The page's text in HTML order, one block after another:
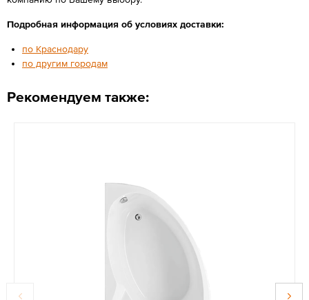
Подробная информация об условиях доставки:
по Краснодару
по другим городам
Рекомендуем также: